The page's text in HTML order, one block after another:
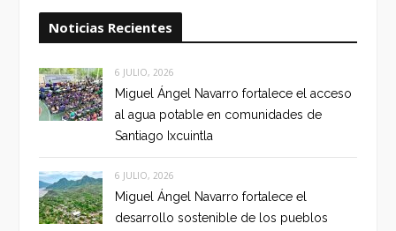
Noticias Recientes
6 JULIO, 2026
Miguel Ángel Navarro fortalece el acceso
al agua potable en comunidades de
Santiago Ixcuintla
6 JULIO, 2026
Miguel Ángel Navarro fortalece el
desarrollo sostenible de los pueblos